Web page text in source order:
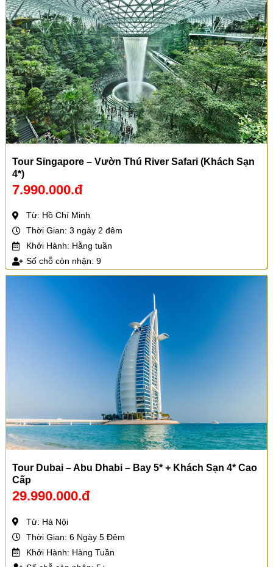
Tour Singapore – Vườn Thú River Safari (Khách Sạn
4*)
7.990.000.đ
Từ: Hồ Chí Minh
Thời Gian: 3 ngày 2 đêm
Khởi Hành: Hằng tuần
Số chỗ còn nhận: 9
Tour Dubai – Abu Dhabi – Bay 5* + Khách Sạn 4* Cao
Cấp
29.990.000.đ
Từ: Hà Nội
Thời Gian: 6 Ngày 5 Đêm
Khởi Hành: Hàng Tuần